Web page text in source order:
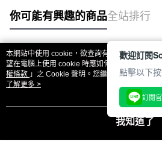
你可能有興趣的商品全站排行
熱門標籤
本網站中使用 cookie，欲查詢有關本網站使用
望在電腦上使用 cookie 時應如何變更電腦的
權條款 」之 Cookie 聲明。您繼續使用本網站即
用條款之 Cookie 聲明使用 cookie。
了解更多 >
我知道了
歡迎訂閱
點擊以下
訂閱